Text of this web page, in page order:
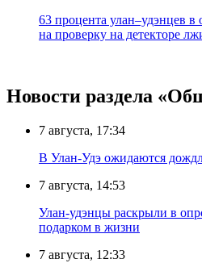
63 процента улан–удэнцев в
на проверку на детекторе
Новости раздела
7 августа, 17:34
В Улан-Удэ ожидаются
7 августа, 14:53
Улан-удэнцы раскрыли в
подарком в жизни
7 августа, 12:33